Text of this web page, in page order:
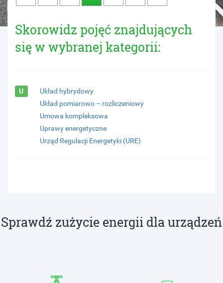
Skorowidz pojęć znajdujących
się w wybranej kategorii:
U
Układ hybrydowy
Układ pomiarowo – rozliczeniowy
Umowa kompleksowa
Uprawy energetyczne
Urząd Regulacji Energetyki (URE)
Sprawdź zużycie energii dla urządzeń